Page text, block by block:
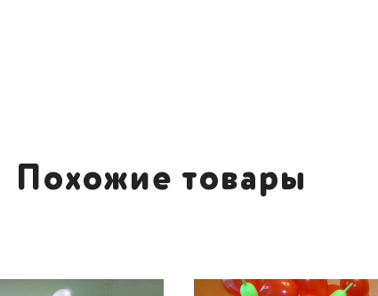
Похожие товары